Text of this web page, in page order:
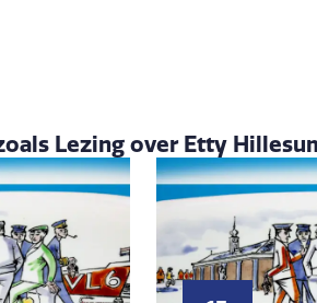
Lezing over Etty